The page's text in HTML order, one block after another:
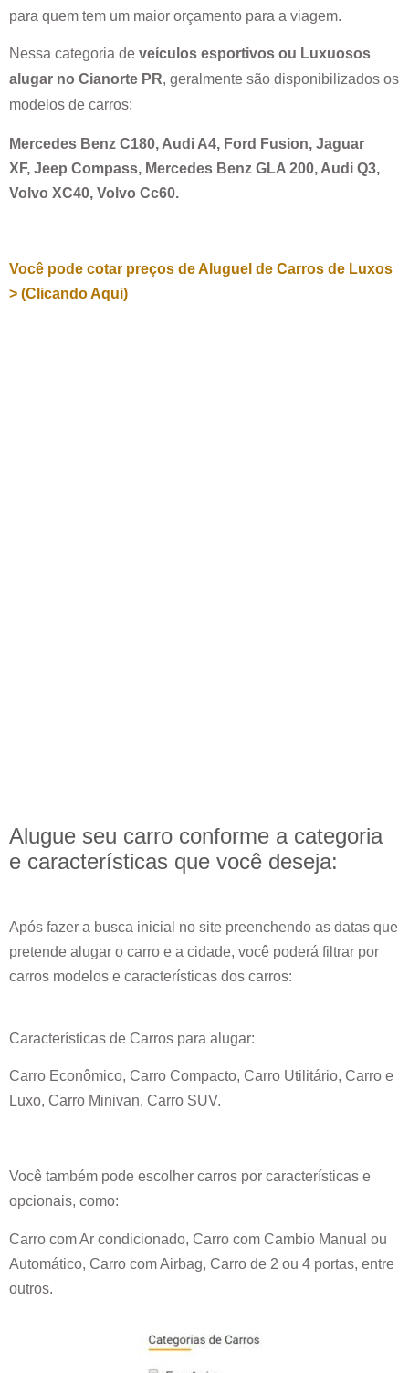
para quem tem um maior orçamento para a viagem.
Nessa categoria de veículos esportivos ou Luxuosos
alugar no Cianorte PR, geralmente são disponibilizados os
modelos de carros:
Mercedes Benz C180, Audi A4, Ford Fusion, Jaguar
XF, Jeep Compass, Mercedes Benz GLA 200, Audi Q3,
Volvo XC40, Volvo Cc60.
Você pode cotar preços de Aluguel de Carros de Luxos
> (Clicando Aqui)
Alugue seu carro conforme a categoria
e características que você deseja:
Após fazer a busca inicial no site preenchendo as datas que
pretende alugar o carro e a cidade, você poderá filtrar por
carros modelos e características dos carros:
Características de Carros para alugar:
Carro Econômico, Carro Compacto, Carro Utilitário, Carro e
Luxo, Carro Minivan, Carro SUV.
Você também pode escolher carros por características e
opcionais, como:
Carro com Ar condicionado, Carro com Cambio Manual ou
Automático, Carro com Airbag, Carro de 2 ou 4 portas, entre
outros.